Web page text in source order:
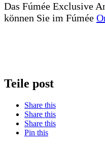
Das Fúmée Exclusive
können Sie im Fúmée
Teile post
Share this
Share this
Share this
Pin this